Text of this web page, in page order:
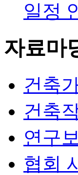
일정
자료마
건축
건축
연구
협회